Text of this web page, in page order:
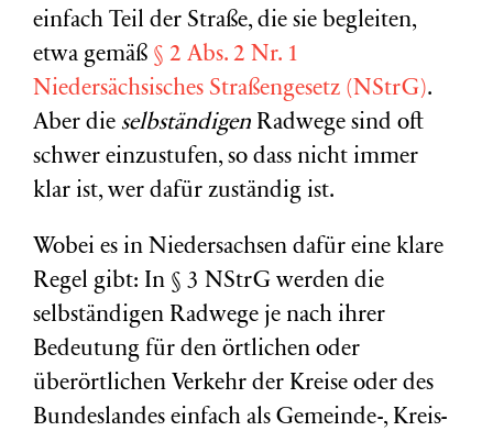
einfach Teil der Straße, die sie begleiten,
etwa gemäß § 2 Abs. 2 Nr. 1
Niedersächsisches Straßengesetz (NStrG).
Aber die selbständigen Radwege sind oft
schwer einzustufen, so dass nicht immer
klar ist, wer dafür zuständig ist.
Wobei es in Niedersachsen dafür eine klare
Regel gibt: In § 3 NStrG werden die
selbständigen Radwege je nach ihrer
Bedeutung für den örtlichen oder
überörtlichen Verkehr der Kreise oder des
Bundeslandes einfach als Gemeinde-, Kreis-